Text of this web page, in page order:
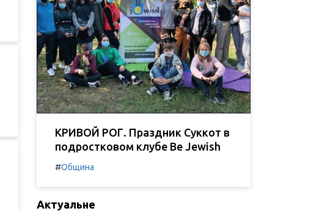
КРИВОЙ РОГ. Праздник Суккот в
подростковом клубе Be Jewish
#Община
Актуальне